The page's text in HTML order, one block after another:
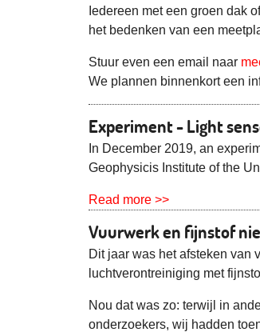
Iedereen met een groen dak
het bedenken van een
Stuur even een email naar
We plannen binnenkort een
Experiment - Light
In December 2019, an
Geophysicis Institute of the
Read more >>
Vuurwerk en fijnstof
Dit jaar was het afsteken van
luchtverontreiniging met
Nou dat was zo: terwijl in
onderzoekers, wij hadden